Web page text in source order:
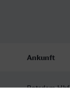
Ankunft
Potsdam Hbf